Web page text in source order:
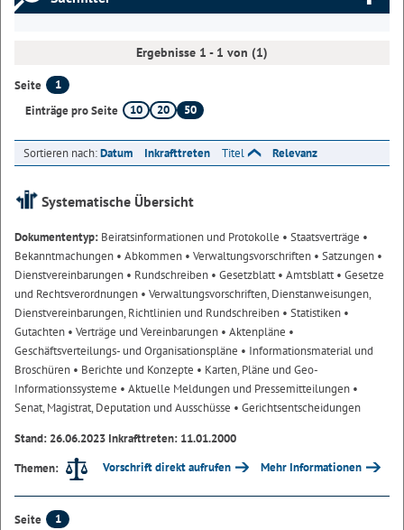
Ergebnisse 1 - 1 von (1)
Seite
1
Einträge pro Seite
10 20 50
Sortieren nach:Datum Inkrafttreten Titel Relevanz
Systematische Übersicht
Dokumententyp: Beiratsinformationen und Protokolle • Staatsverträge •
Bekanntmachungen • Abkommen • Verwaltungsvorschriften • Satzungen •
Dienstvereinbarungen • Rundschreiben • Gesetzblatt• Amtsblatt• Gesetze
und Rechtsverordnungen • Verwaltungsvorschriften, Dienstanweisungen,
Dienstvereinbarungen, Richtlinien und Rundschreiben • Statistiken •
Gutachten • Verträge und Vereinbarungen • Aktenpläne •
Geschäftsverteilungs- und Organisationspläne • Informationsmaterial und
Broschüren • Berichte und Konzepte • Karten, Pläne und Geo-
Informationssysteme • Aktuelle Meldungen und Pressemitteilungen •
Senat, Magistrat, Deputation und Ausschüsse • Gerichtsentscheidungen
Stand: 26.06.2023 Inkrafttreten: 11.01.2000
Themen:
Vorschrift direkt aufrufen Mehr Informationen
Seite
1